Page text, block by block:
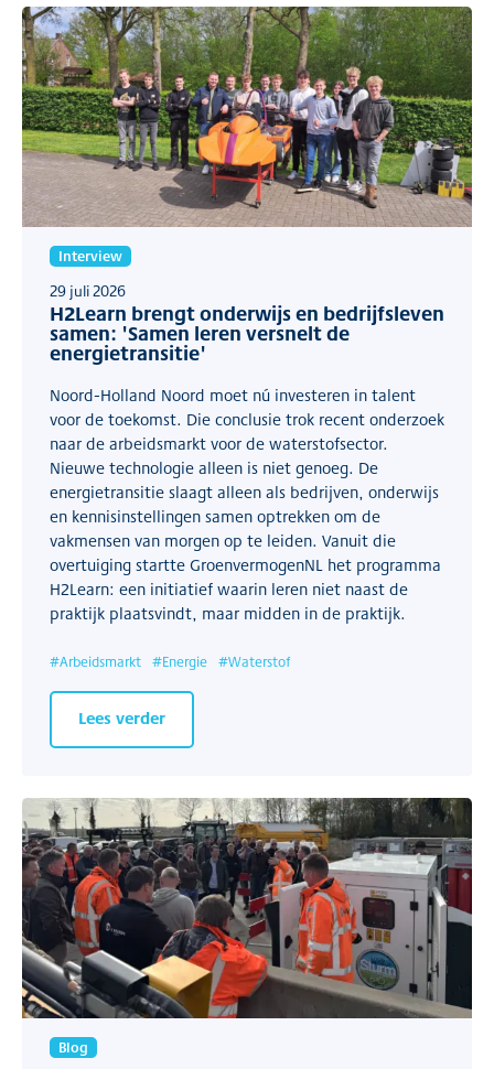
Interview
29 juli 2026
H2Learn brengt onderwijs en bedrijfsleven
samen: 'Samen leren versnelt de
energietransitie'
Noord-Holland Noord moet nú investeren in talent
voor de toekomst. Die conclusie trok recent onderzoek
naar de arbeidsmarkt voor de waterstofsector.
Nieuwe technologie alleen is niet genoeg. De
energietransitie slaagt alleen als bedrijven, onderwijs
en kennisinstellingen samen optrekken om de
vakmensen van morgen op te leiden. Vanuit die
overtuiging startte GroenvermogenNL het programma
H2Learn: een initiatief waarin leren niet naast de
praktijk plaatsvindt, maar midden in de praktijk.
#Arbeidsmarkt #Energie #Waterstof
Lees verder
Blog